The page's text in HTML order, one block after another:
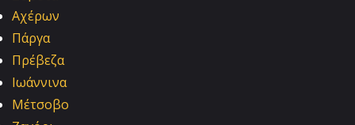
Αχέρων
Πάργα
Πρέβεζα
Ιωάννινα
Μέτσοβο